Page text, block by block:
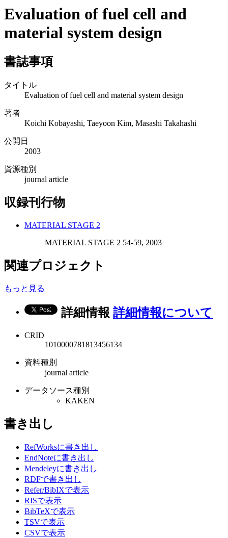
Evaluation of fuel cell and
material system design
書誌事項
タイトル
Evaluation of fuel cell and material system design
著者
Koichi Kobayashi, Taeyoon Kim, Masashi Takahashi
公開日
2003
資源種別
journal article
収録刊行物
MATERIAL STAGE 2
MATERIAL STAGE 2 54-59, 2003
関連プロジェクト
もっと見る
詳細情報 詳細情報について
CRID
1010000781813456134
資料種別
journal article
データソース種別
KAKEN
書き出し
RefWorksに書き出し
EndNoteに書き出し
Mendeleyに書き出し
RDFで書き出し
Refer/BibIXで表示
RISで表示
BibTeXで表示
TSVで表示
CSVで表示